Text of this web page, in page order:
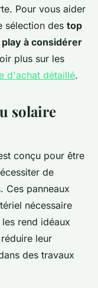
Pour vous aider
sélection des top
à considérer
plus sur les
d'achat détaillé.
solaire
conçu pour être
de
Ces panneaux
nécessaire
rend idéaux
leur
des travaux